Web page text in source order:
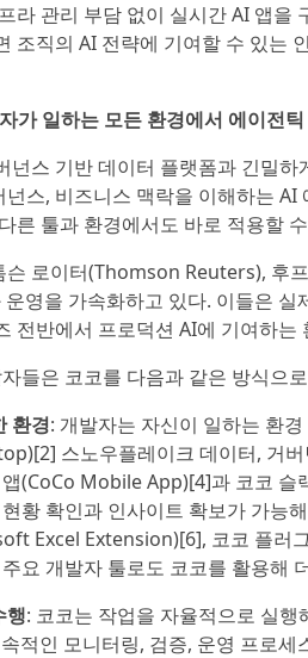
라 관리 부담 없이 실시간 AI 앱을
조직의 AI 전략에 기여할 수 있는
가 일하는 모든 환경에서 에이전
넌스 기반 데이터 플랫폼과 긴밀
스, 비즈니스 맥락을 이해하는
른 툴과 환경에서도 바로 적용할
로이터(Thomson Reuters), 후
영을 가속화하고 있다. 이들은
전반에서 프로덕션 AI에 기여하는
들은 코코를 다음과 같은 방식으
환경: 개발자는 자신이 일하는 환
스노우플레이크 데이터, 거
(CoCo Mobile App)[4]과 코코
황 확인과 인사이트 확보가 가능
Excel Extension)[6], 코코 플
요 개발자 툴로도 코코를 활용해
행: 코코는 작업을 자율적으로 실
적인 모니터링, 검증, 운영 프로